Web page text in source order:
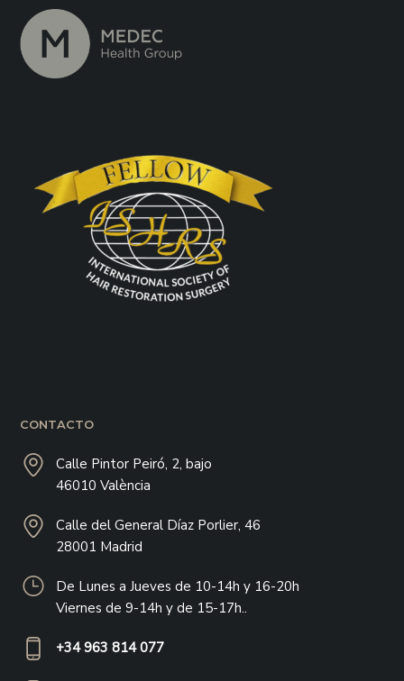
CONTACTO
Calle Pintor Peiró, 2, bajo
46010 València
Calle del General Díaz Porlier, 46
28001 Madrid
De Lunes a Jueves de 10-14h y 16-20h
Viernes de 9-14h y de 15-17h..
+34 963 814 077